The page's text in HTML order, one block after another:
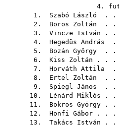
4.
1. Szabó László . .
2. Boros Zoltán . .
3. Vincze István .
4. Hegedüs András .
5. Bozán György . .
6. Kiss Zoltán . .
7. Horváth Attila .
8. Ertel Zoltán . .
9. Spiegl János . .
10. Lénárd Miklós .
11. Bokros György .
12. Honfi Gábor . .
13. Takács István .